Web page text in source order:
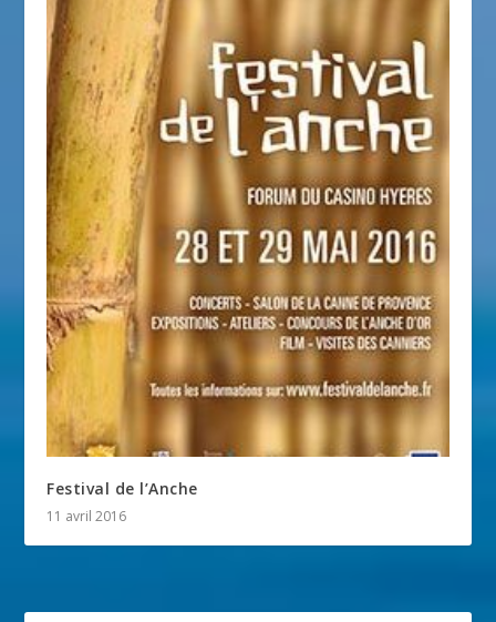
Festival de l’Anche
11 avril 2016